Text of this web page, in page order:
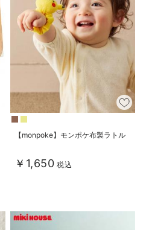
【monpoke】モンポケ布製ラトル
￥1,650 税込